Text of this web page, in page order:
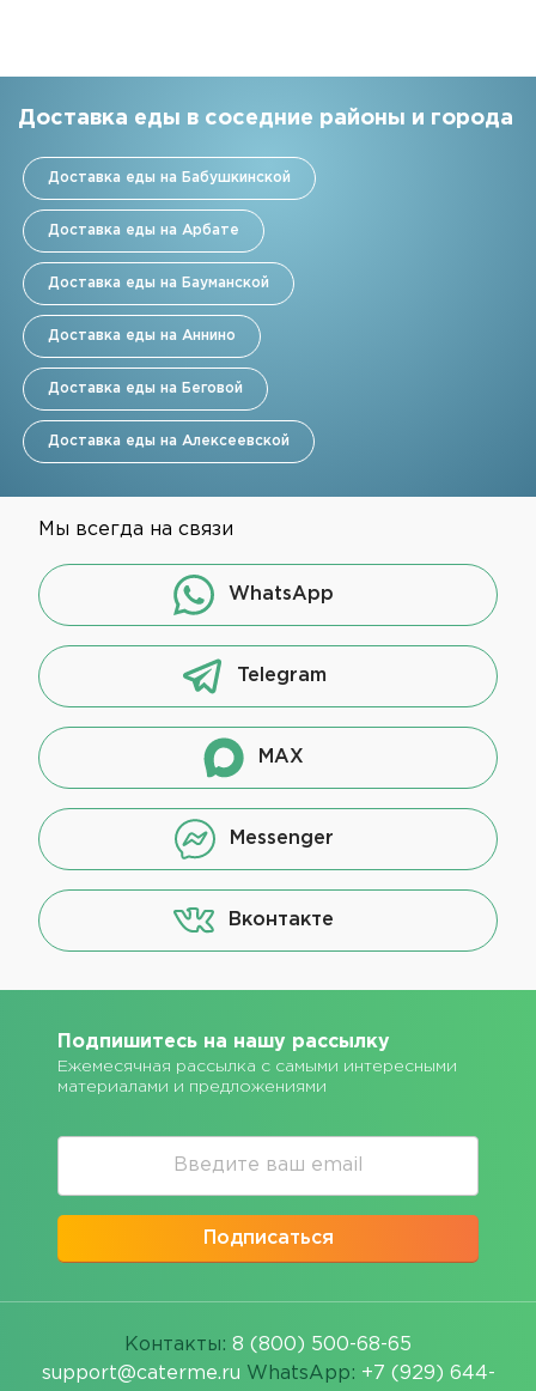
Доставка еды в соседние районы и города
Доставка еды на Бабушкинской
Доставка еды на Арбате
Доставка еды на Бауманской
Доставка еды на Аннино
Доставка еды на Беговой
Доставка еды на Алексеевской
Мы всегда на связи
WhatsApp
Telegram
MAX
Messenger
Вконтакте
Подпишитесь на нашу рассылку
Ежемесячная рассылка с самыми интересными
материалами и предложениями
Подписаться
Контакты: 8 (800) 500-68-65
support@caterme.ru WhatsApp: +7 (929) 644-